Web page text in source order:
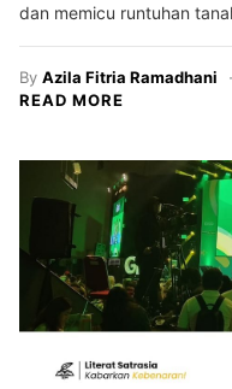
dan memicu runtuhan
By Azila Fitria Ramadhani
READ MORE